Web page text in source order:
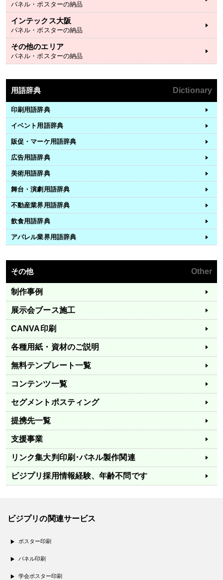
パネル・ポスターの納品
インテックス大阪
パネル・ポスターの納品
その他のエリア
パネル・ポスターの納品
用語辞典 Dictionary
印刷用語辞典
イベント用語辞典
販促・マーケ用語辞典
広告用語辞典
美術用語辞典
舞台・演劇用語辞典
不動産業界用語辞典
飲食用語辞典
アパレル業界用語辞典
その他 Other
制作事例
展示会ブース施工
CANVA印刷
各種用紙・資材のご説明
無料テンプレート一覧
コンテンツ一覧
セグメントポスティング
提携先一覧
支援事業
リンク集大判印刷･パネル製作関連
ビジプリ採用情報経験、年齢不問です
ビジプリの関連サービス
ポスター印刷
パネル印刷
学会ポスター印刷